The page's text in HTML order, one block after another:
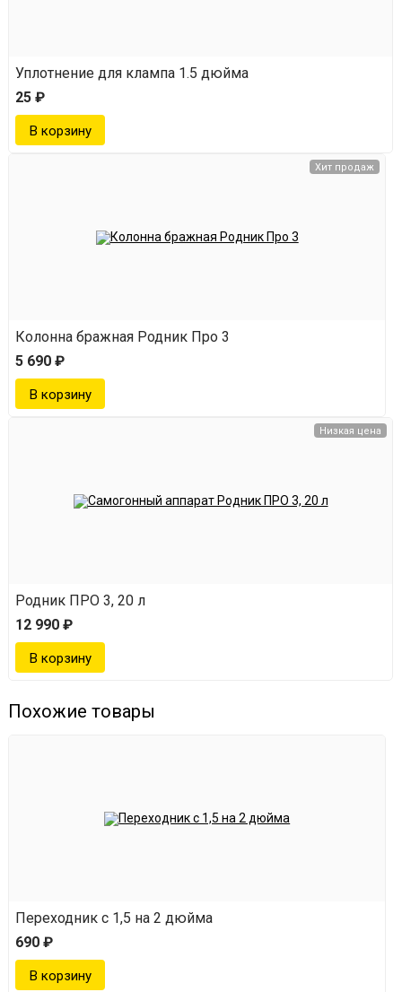
Уплотнение для клампа 1.5 дюйма
25 ₽
Хит продаж
Колонна бражная Родник Про 3
5 690 ₽
Низкая цена
Родник ПРО 3, 20 л
12 990 ₽
Похожие товары
Переходник с 1,5 на 2 дюйма
690 ₽